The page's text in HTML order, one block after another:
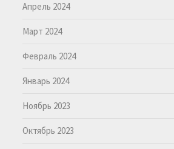
Апрель 2024
Март 2024
Февраль 2024
Январь 2024
Ноябрь 2023
Октябрь 2023